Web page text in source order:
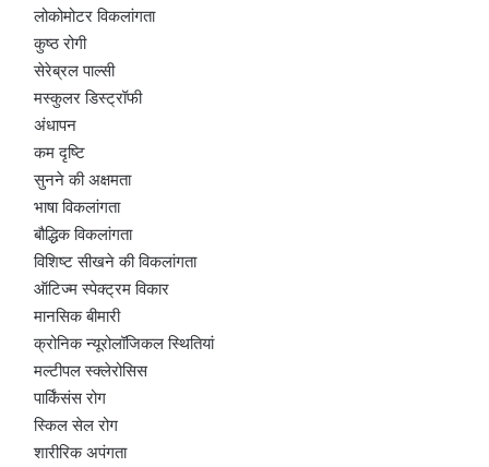
लोकोमोटर विकलांगता
कुष्ठ रोगी
सेरेब्रल पाल्सी
मस्कुलर डिस्ट्रॉफी
अंधापन
कम दृष्टि
सुनने की अक्षमता
भाषा विकलांगता
बौद्धिक विकलांगता
विशिष्ट सीखने की विकलांगता
ऑटिज्म स्पेक्ट्रम विकार
मानसिक बीमारी
क्रोनिक न्यूरोलॉजिकल स्थितियां
मल्टीपल स्क्लेरोसिस
पार्किंसंस रोग
स्किल सेल रोग
शारीरिक अपंगता